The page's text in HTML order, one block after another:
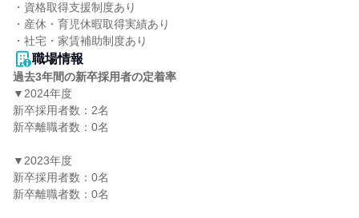
・資格取得支援制度あり
・産休・育児休暇取得実績あり
・社宅・家賃補助制度あり
職場情報
過去3年間の新卒採用者の定着率
▼2024年度
新卒採用者数：2名
新卒離職者数：0名
▼2023年度
新卒採用者数：0名
新卒離職者数：0名